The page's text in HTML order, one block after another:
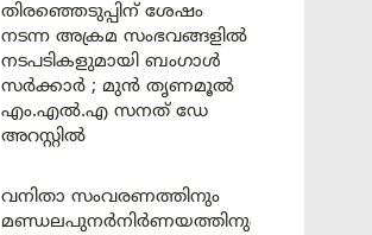
തിരഞ്ഞെടുപ്പിന് ശേഷം
നടന്ന അക്രമ സംഭവങ്ങളിൽ
നടപടികളുമായി ബംഗാൾ
സർക്കാർ ; മുൻ തൃണമൂൽ
എം.എൽ.എ സനത് ഡേ
അറസ്റ്റിൽ
വനിതാ സംവരണത്തിനും
മണ്ഡലപുനർനിർണയത്തിനും